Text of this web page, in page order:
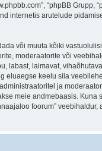
“phpBB Grupp,
internetis arutelude
või muuta kõiki
moderaatorite või
labast, laimavat,
keelu siia
ja
meie andmebaasis.
foorum”